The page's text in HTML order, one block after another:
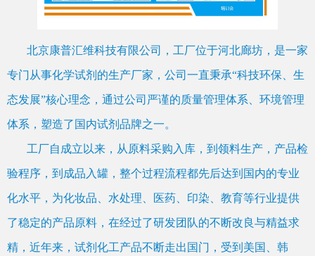
北京康普汇维科技有限公司，工厂位于河北廊坊，是一家
专门从事化学试剂的生产厂家，公司一直秉承“科技环保、生
态发展”核心理念，通过公司严谨的质量管理体系、环境管理
体系，塑造了国内试剂品牌之一。
工厂自成立以来，从原料采购入库，到领料生产，产品检
验程序，到成品入罐，整个过程流程都先后达到国内的专业
化水平，为化妆品、水处理、医药、印染、教育等行业提供
了稳定的产品原料，在经过了研发团队的不断改良与精益求
精，近年来，试剂化工产品不断走出国门，受到美国、韩